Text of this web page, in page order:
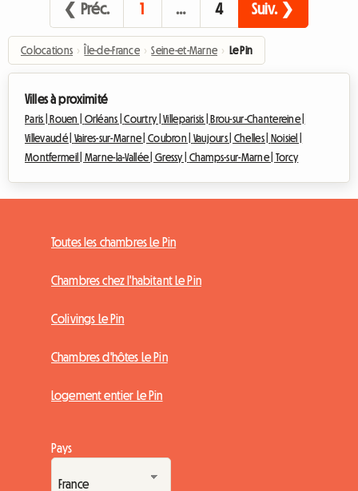
❮ Préc. 1 … 4 Suiv. ❯
Colocations › Île-de-France › Seine-et-Marne › Le Pin
Villes à proximité
Paris | Rouen | Orléans |Courtry |Villeparisis |
Brou-sur-Chantereine |
Villevaudé | Vaires-sur-Marne | Coubron | Vaujours | Chelles | Noisiel |
Montfermeil | Marne-la-Vallée | Gressy | Champs-sur-Marne | Torcy
Toutes les chambres Le Pin
Chambres chez l'habitant Le Pin
Colivings Le Pin
Chambres d'hôtes Le Pin
Logement entier Le Pin
Pays